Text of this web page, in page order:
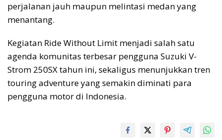
perjalanan jauh maupun melintasi medan yang
menantang.
Kegiatan Ride Without Limit menjadi salah satu
agenda komunitas terbesar pengguna Suzuki V-
Strom 250SX tahun ini, sekaligus menunjukkan tren
touring adventure yang semakin diminati para
pengguna motor di Indonesia.